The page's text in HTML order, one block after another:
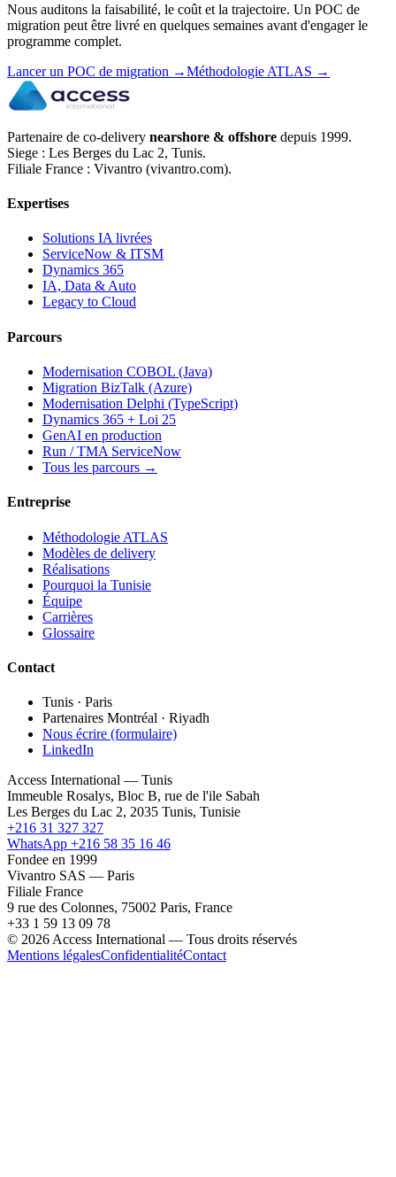
Nous auditons la faisabilité, le coût et la trajectoire. Un POC de
migration peut être livré en quelques semaines avant d'engager le
programme complet.
Lancer un POC de migration →Méthodologie ATLAS →
Partenaire de co-delivery nearshore & offshore depuis 1999.
Siege : Les Berges du Lac 2, Tunis.
Filiale France : Vivantro (vivantro.com).
Expertises
Solutions IA livrées
ServiceNow & ITSM
Dynamics 365
IA, Data & Auto
Legacy to Cloud
Parcours
Modernisation COBOL (Java)
Migration BizTalk (Azure)
Modernisation Delphi (TypeScript)
Dynamics 365 + Loi 25
GenAI en production
Run / TMA ServiceNow
Tous les parcours →
Entreprise
Méthodologie ATLAS
Modèles de delivery
Réalisations
Pourquoi la Tunisie
Équipe
Carrières
Glossaire
Contact
Tunis · Paris
Partenaires Montréal · Riyadh
Nous écrire (formulaire)
LinkedIn
Access International — Tunis
Immeuble Rosalys, Bloc B, rue de l'ile Sabah
Les Berges du Lac 2, 2035 Tunis, Tunisie
+216 31 327 327
WhatsApp +216 58 35 16 46
Fondee en 1999
Vivantro SAS — Paris
Filiale France
9 rue des Colonnes, 75002 Paris, France
+33 1 59 13 09 78
© 2026 Access International — Tous droits réservés
Mentions légalesConfidentialitéContact